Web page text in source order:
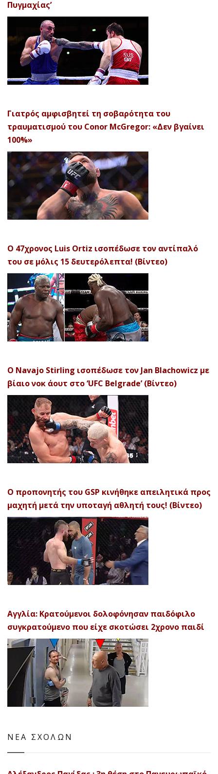
Πυγμαχίας’
Γιατρός αμφισβητεί τη σοβαρότητα του
τραυματισμού του Conor McGregor: «Δεν βγαίνει
100%»
Ο 47χρονος Luis Ortiz ισοπέδωσε τον αντίπαλό
του σε μόλις 15 δευτερόλεπτα! (Βίντεο)
Ο Navajo Stirling ισοπέδωσε τον Jan Blachowicz με
βίαιο νοκ άουτ στο ‘UFC Belgrade’ (Βίντεο)
Ο προπονητής του GSP κινήθηκε απειλητικά προς
μαχητή μετά την υποταγή αθλητή τους! (Βίντεο)
Αγγλία: Κρατούμενοι δολοφόνησαν παιδόφιλο
συγκρατούμενο που είχε σκοτώσει 2χρονο παιδί
ΝΕΑ ΣΧΟΛΩΝ